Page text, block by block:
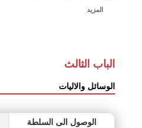
المزيد
الباب الثالث
الوسائل والاليات
الوصول الى السلطة